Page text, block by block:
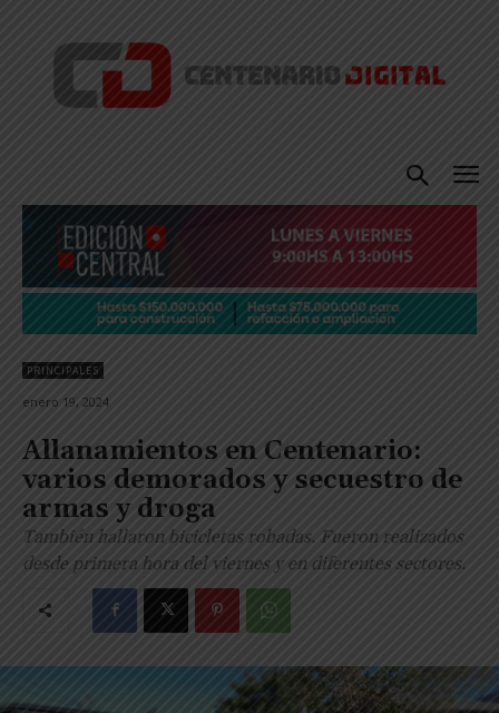
PRINCIPALES
enero 19, 2024
Allanamientos en Centenario:
varios demorados y secuestro de
armas y droga
También hallaron bicicletas robadas. Fueron realizados
desde primera hora del viernes y en diferentes sectores.